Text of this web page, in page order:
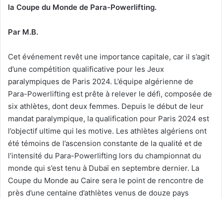
la Coupe du Monde de Para-Powerlifting.
Par M.B.
Cet événement revêt une importance capitale, car il s’agit
d’une compétition qualificative pour les Jeux
paralympiques de Paris 2024. L’équipe algérienne de
Para-Powerlifting est prête à relever le défi, composée de
six athlètes, dont deux femmes. Depuis le début de leur
mandat paralympique, la qualification pour Paris 2024 est
l’objectif ultime qui les motive. Les athlètes algériens ont
été témoins de l’ascension constante de la qualité et de
l’intensité du Para-Powerlifting lors du championnat du
monde qui s’est tenu à Dubaï en septembre dernier. La
Coupe du Monde au Caire sera le point de rencontre de
près d’une centaine d’athlètes venus de douze pays